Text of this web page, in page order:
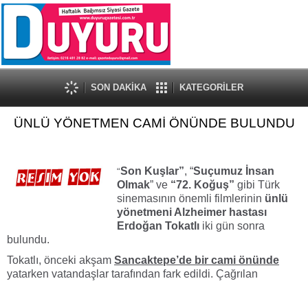
SON DAKİKA KATEGORİLER
ÜNLÜ YÖNETMEN CAMİ ÖNÜNDE BULUNDU
“Son Kuşlar”, “Suçumuz İnsan
Olmak” ve “72. Koğuş” gibi Türk
sinemasının önemli filmlerinin ünlü
yönetmeni Alzheimer hastası
Erdoğan Tokatlı iki gün sonra
bulundu.
Tokatlı, önceki akşam Sancaktepe’de bir cami önünde
yatarken vatandaşlar tarafından fark edildi. Çağrılan